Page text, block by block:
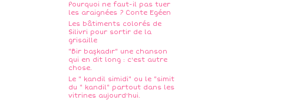
Pourquoi ne faut-il pas tuer
les araignées ? Conte Egéen
Les bâtiments colorés de
Silivri pour sortir de la
grisaille
"Bir başkadır" une chanson
qui en dit long : c'est autre
chose.
Le " kandil simidi" ou le "simit
du " kandil" partout dans les
vitrines aujourd'hui.